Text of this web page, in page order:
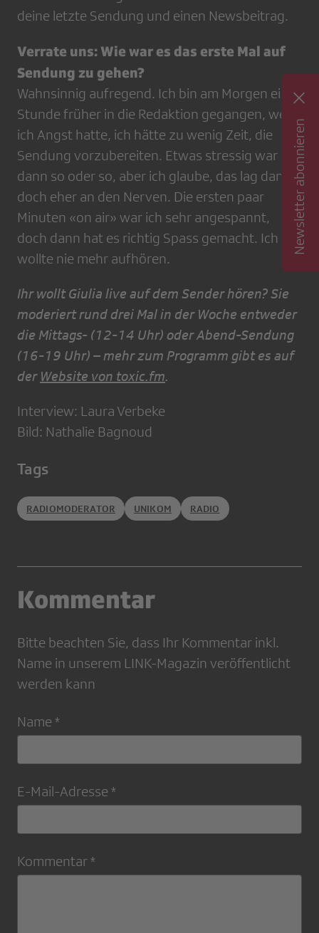
deine letzte Sendung und einen Newsbeitrag.
Verrate uns: Wie war es das erste Mal auf
Sendung zu gehen?
Wahnsinnig aufregend. Ich bin am Morgen eine
Stunde früher in die Redaktion gegangen, weil
ich Angst hatte, ich hätte zu wenig Zeit, die
Sendung vorzubereiten. Etwas stressig war es
dann so oder so, aber ich glaube, das lag dann
doch eher an den Nerven. Die ersten paar
Minuten «on air» war ich sehr angespannt,
doch dann hat es richtig Spass gemacht. Ich
wollte nie mehr aufhören.
Ihr wollt Giulia live auf dem Sender hören? Sie
moderiert rund drei Mal in der Woche entweder
die Mittags- (12-14 Uhr) oder Abend-Sendung
(16-19 Uhr) – mehr zum Programm gibt es auf
der Website von toxic.fm.
Interview: Laura Verbeke
Bild: Nathalie Bagnoud
Tags
RADIOMODERATOR UNIKOM RADIO
Kommentar
Bitte beachten Sie, dass Ihr Kommentar inkl.
Name in unserem LINK-Magazin veröffentlicht
werden kann
Name *
E-Mail-Adresse *
Kommentar *
Newsletter abonnieren